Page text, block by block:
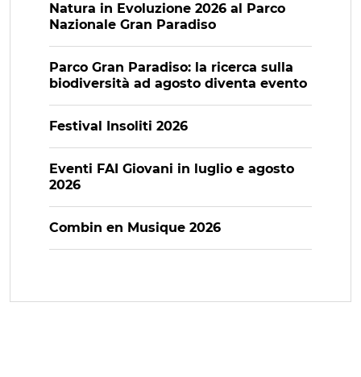
Natura in Evoluzione 2026 al Parco
Nazionale Gran Paradiso
Parco Gran Paradiso: la ricerca sulla
biodiversità ad agosto diventa evento
Festival Insoliti 2026
Eventi FAI Giovani in luglio e agosto
2026
Combin en Musique 2026